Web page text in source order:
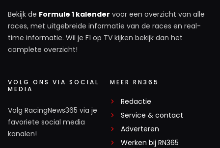
Bekijk de Formule 1 kalender voor een overzicht van alle
races, met uitgebreide informatie van de races en real-
time informatie. Wil je F1 op TV kijken bekijk dan het
complete overzicht!
VOLG ONS VIA SOCIAL
MEDIA
Volg RacingNews365 via je
favoriete social media
kanalen!
MEER RN365
Redactie
Service & contact
Adverteren
Werken bij RN365